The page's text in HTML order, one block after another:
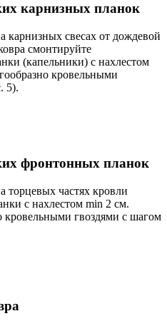
карнизных планок
карнизных свесах от дождевой
смонтируйте
(капельники) с нахлестом
кровельными
5).
фронтонных планок
торцевых частях кровли
с нахлестом min 2 см.
кровельными гвоздями с шагом